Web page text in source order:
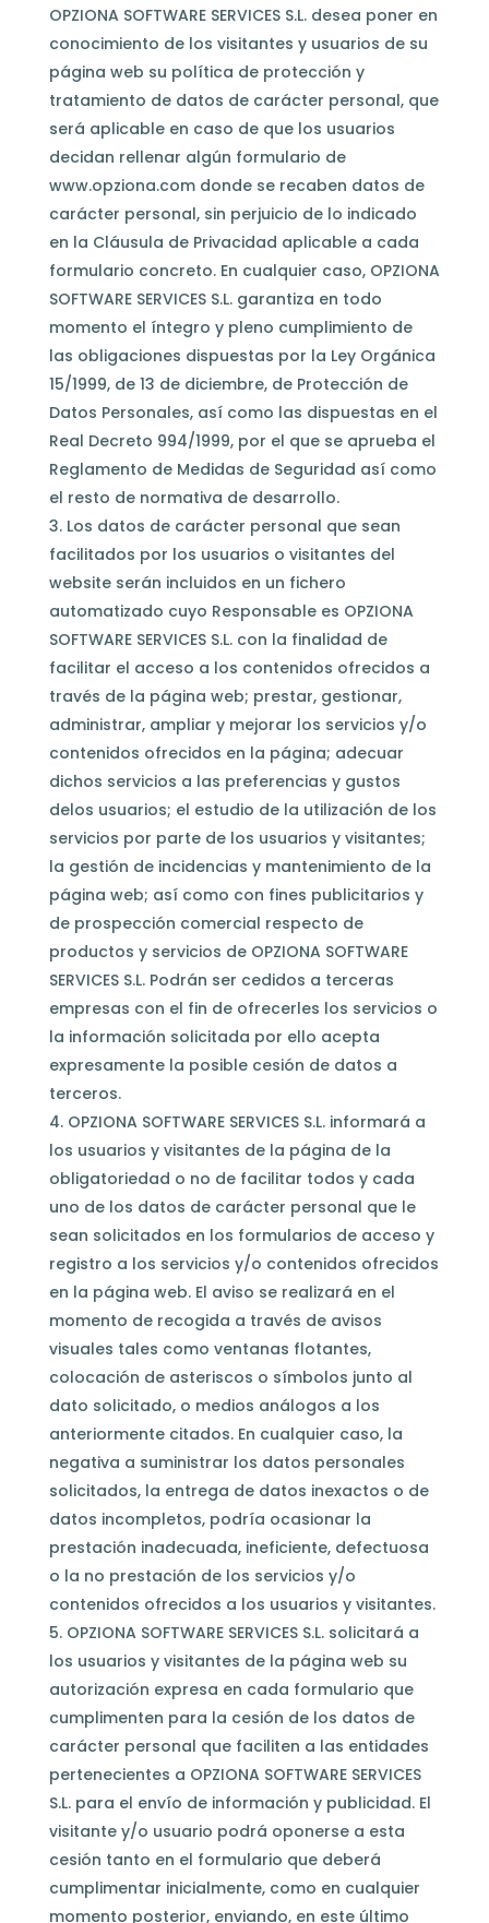
OPZIONA SOFTWARE SERVICES S.L. desea poner en
conocimiento de los visitantes y usuarios de su
página web su política de protección y
tratamiento de datos de carácter personal, que
será aplicable en caso de que los usuarios
decidan rellenar algún formulario de
www.opziona.com donde se recaben datos de
carácter personal, sin perjuicio de lo indicado
en la Cláusula de Privacidad aplicable a cada
formulario concreto. En cualquier caso, OPZIONA
SOFTWARE SERVICES S.L. garantiza en todo
momento el íntegro y pleno cumplimiento de
las obligaciones dispuestas por la Ley Orgánica
15/1999, de 13 de diciembre, de Protección de
Datos Personales, así como las dispuestas en el
Real Decreto 994/1999, por el que se aprueba el
Reglamento de Medidas de Seguridad así como
el resto de normativa de desarrollo.
Los datos de carácter personal que sean
facilitados por los usuarios o visitantes del
website serán incluidos en un fichero
automatizado cuyo Responsable es OPZIONA
SOFTWARE SERVICES S.L. con la finalidad de
facilitar el acceso a los contenidos ofrecidos a
través de la página web; prestar, gestionar,
administrar, ampliar y mejorar los servicios y/o
contenidos ofrecidos en la página; adecuar
dichos servicios a las preferencias y gustos
delos usuarios; el estudio de la utilización de los
servicios por parte de los usuarios y visitantes;
la gestión de incidencias y mantenimiento de la
página web; así como con fines publicitarios y
de prospección comercial respecto de
productos y servicios de OPZIONA SOFTWARE
SERVICES S.L. Podrán ser cedidos a terceras
empresas con el fin de ofrecerles los servicios o
la información solicitada por ello acepta
expresamente la posible cesión de datos a
terceros.
OPZIONA SOFTWARE SERVICES S.L. informará a
los usuarios y visitantes de la página de la
obligatoriedad o no de facilitar todos y cada
uno de los datos de carácter personal que le
sean solicitados en los formularios de acceso y
registro a los servicios y/o contenidos ofrecidos
en la página web. El aviso se realizará en el
momento de recogida a través de avisos
visuales tales como ventanas flotantes,
colocación de asteriscos o símbolos junto al
dato solicitado, o medios análogos a los
anteriormente citados. En cualquier caso, la
negativa a suministrar los datos personales
solicitados, la entrega de datos inexactos o de
datos incompletos, podría ocasionar la
prestación inadecuada, ineficiente, defectuosa
o la no prestación de los servicios y/o
contenidos ofrecidos a los usuarios y visitantes.
OPZIONA SOFTWARE SERVICES S.L. solicitará a
los usuarios y visitantes de la página web su
autorización expresa en cada formulario que
cumplimenten para la cesión de los datos de
carácter personal que faciliten a las entidades
pertenecientes a OPZIONA SOFTWARE SERVICES
S.L. para el envío de información y publicidad. El
visitante y/o usuario podrá oponerse a esta
cesión tanto en el formulario que deberá
cumplimentar inicialmente, como en cualquier
momento posterior, enviando, en este último